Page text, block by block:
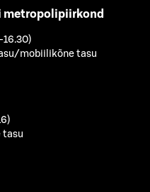
metropolipiirkond
mobiilikõne tasu
tasu